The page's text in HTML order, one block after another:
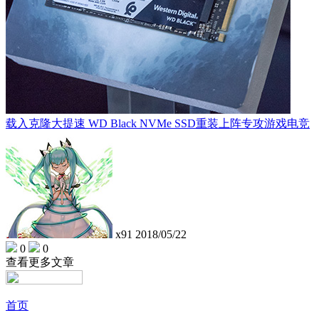
载入克隆大提速 WD Black NVMe SSD重装上阵专攻游戏电竞
x91 2018/05/22
0
0
查看更多文章
首页